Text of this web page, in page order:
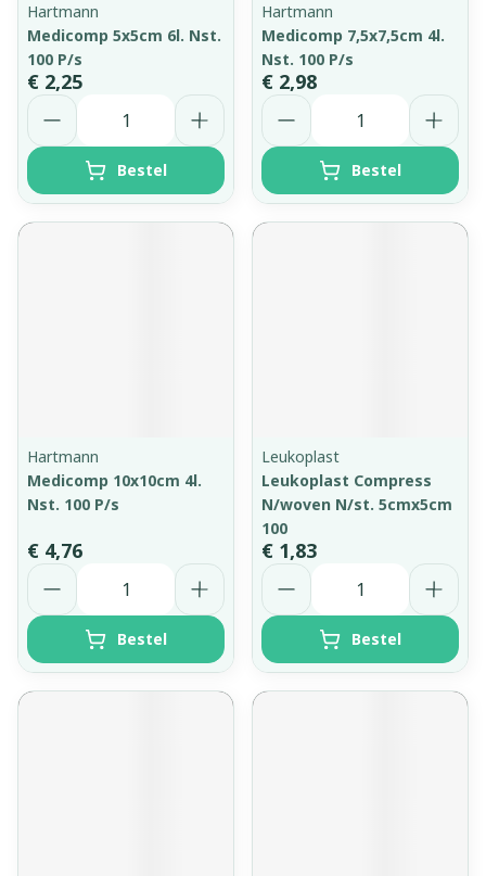
Hartmann
Medicomp 5x5cm 6l. Nst.
100 P/s
€ 2,25
Aantal
Bestel
Hartmann
Medicomp 7,5x7,5cm 4l.
Nst. 100 P/s
€ 2,98
Aantal
Bestel
Hartmann
Medicomp 10x10cm 4l.
Nst. 100 P/s
€ 4,76
Aantal
Bestel
Leukoplast
Leukoplast Compress
N/woven N/st. 5cmx5cm
100
€ 1,83
Aantal
Bestel